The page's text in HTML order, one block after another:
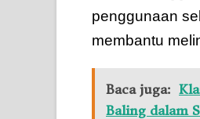
penggunaan
membantu
Baca juga:
Baling dalam